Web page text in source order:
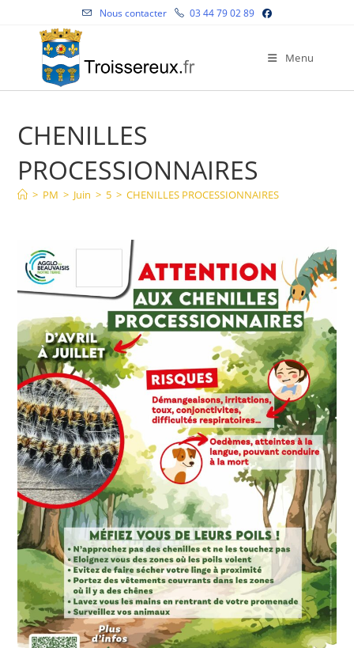
Nous contacter 03 44 79 02 89
Menu
CHENILLES
PROCESSIONNAIRES
> PM > Juin > 5 > CHENILLES PROCESSIONNAIRES